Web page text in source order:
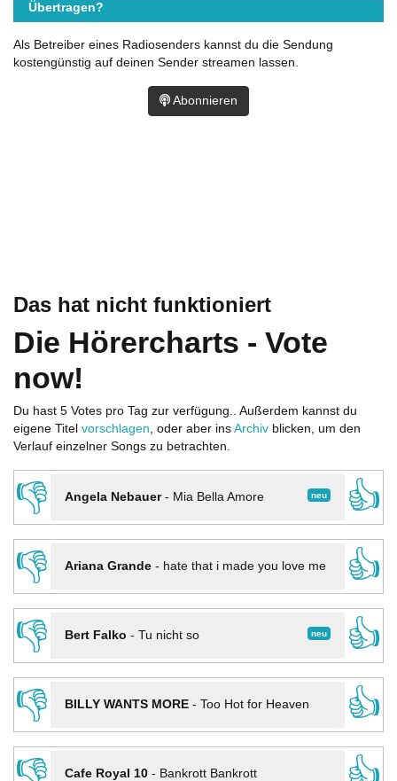
Das hat nicht funktioniert
Die Hörercharts - Vote
now!
Du hast 5 Votes pro Tag zur verfügung.. Außerdem kannst du
eigene Titel vorschlagen, oder aber ins Archiv blicken, um den
Verlauf einzelner Songs zu betrachten.
👎 neu
Angela Nebauer- Mia Bella Amore
👍
👎
Ariana Grande- hate that i made you love me
👍
👎
neu
Bert Falko - Tu nicht so
👍
👎
BILLY WANTS MORE- Too Hot for Heaven
👍
Cafe Royal 10- Bankrott Bankrott
Übertragen?
Als Betreiber eines Radiosenders kannst du die Sendung
kostengünstig auf deinen Sender streamen lassen.
Abonnieren